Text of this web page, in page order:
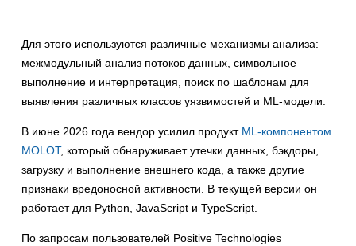
Для этого используются различные механизмы анализа:
межмодульный анализ потоков данных, символьное
выполнение и интерпретация, поиск по шаблонам для
выявления различных классов уязвимостей и ML-модели.
В июне 2026 года вендор усилил продукт ML-компонентом
MOLOT, который обнаруживает утечки данных, бэкдоры,
загрузку и выполнение внешнего кода, а также другие
признаки вредоносной активности. В текущей версии он
работает для Python, JavaScript и TypeScript.
По запросам пользователей Positive Technologies